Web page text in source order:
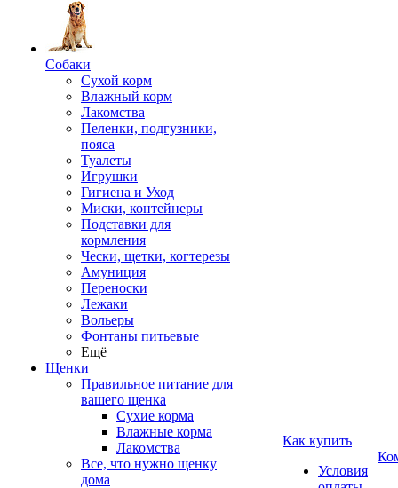
Собаки
Сухой корм
Влажный корм
Лакомства
Пеленки, подгузники,
пояса
Туалеты
Игрушки
Гигиена и Уход
Миски, контейнеры
Подставки для
кормления
Чески, щетки, когтерезы
Амуниция
Переноски
Лежаки
Вольеры
Фонтаны питьевые
Ещё
Щенки
Правильное питание для
вашего щенка
Сухие корма
Влажные корма
Лакомства
Все, что нужно щенку
дома
Как купить
Условия